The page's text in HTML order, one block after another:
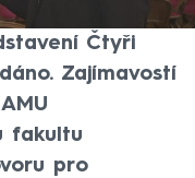
hercem
Čtyři
Zajímavostí
fakultu
pro